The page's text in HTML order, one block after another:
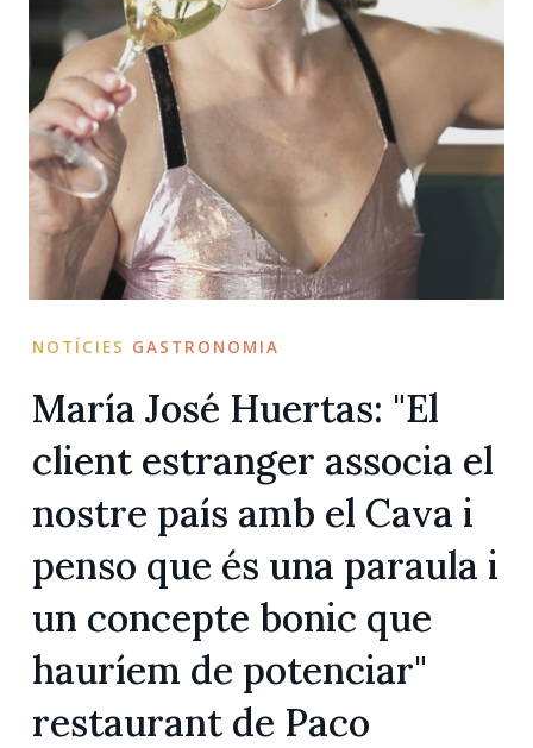
NOTÍCIES GASTRONOMIA
María José Huertas: "El
client estranger associa el
nostre país amb el Cava i
penso que és una paraula i
un concepte bonic que
hauríem de potenciar"
restaurant de Paco